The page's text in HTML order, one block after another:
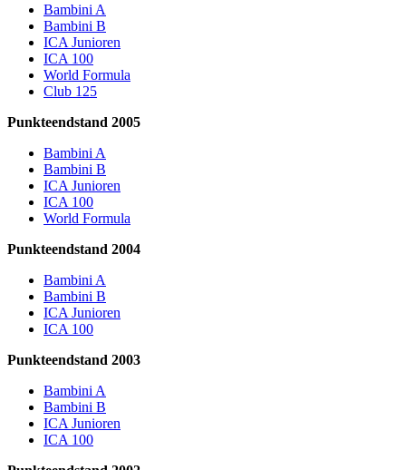
Bambini A
Bambini B
ICA Junioren
ICA 100
World Formula
Club 125
Punkteendstand 2005
Bambini A
Bambini B
ICA Junioren
ICA 100
World Formula
Punkteendstand 2004
Bambini A
Bambini B
ICA Junioren
ICA 100
Punkteendstand 2003
Bambini A
Bambini B
ICA Junioren
ICA 100